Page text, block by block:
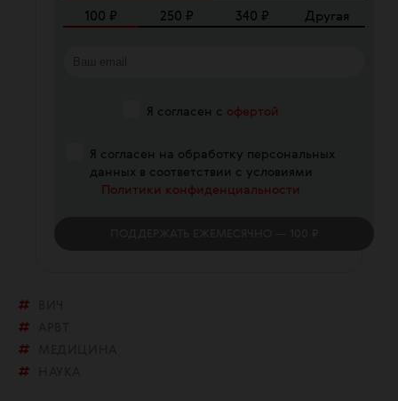
100 ₽ 250 ₽ 340 ₽ Другая
Я согласен с офертой
Я согласен на обработку персональных
данных в соответствии с условиями
Политики конфиденциальности